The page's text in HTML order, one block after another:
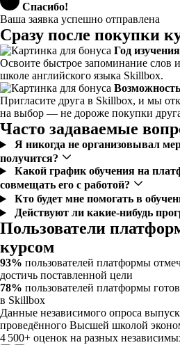
Спасибо!
Ваша заявка успешно отправлена
Сразу после покупки
Год
Освоите быстрое запоминание слов
школе английского языка Skillbox.
Пригласите друга в Skillbox, и мы
на выбор — не дороже покупки
Часто задаваемые
Я никогда не организовывал
получится?
Какой график обучения на
совмещать его с работой?
Кто будет мне помогать в
Действуют ли какие-нибудь
Пользователи
курсом
93% пользователей платформы
достичь поставленной цели
78% пользователей платформы
в Skillbox
Данные независимого опроса
проведённого Высшей школой
4 500+ оценок на разных